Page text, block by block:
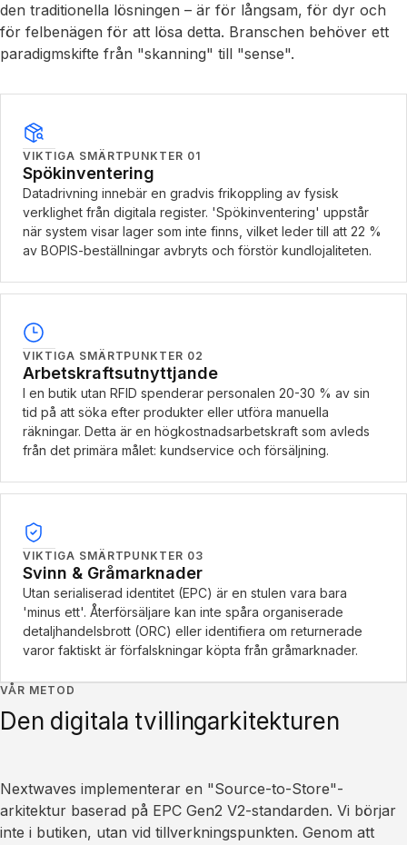
den traditionella lösningen – är för långsam, för dyr och
för felbenägen för att lösa detta. Branschen behöver ett
paradigmskifte från "skanning" till "sense".
VIKTIGA SMÄRTPUNKTER 01
Spökinventering
Datadrivning innebär en gradvis frikoppling av fysisk
verklighet från digitala register. 'Spökinventering' uppstår
när system visar lager som inte finns, vilket leder till att 22 %
av BOPIS-beställningar avbryts och förstör kundlojaliteten.
VIKTIGA SMÄRTPUNKTER 02
Arbetskraftsutnyttjande
I en butik utan RFID spenderar personalen 20-30 % av sin
tid på att söka efter produkter eller utföra manuella
räkningar. Detta är en högkostnadsarbetskraft som avleds
från det primära målet: kundservice och försäljning.
VIKTIGA SMÄRTPUNKTER 03
Svinn & Gråmarknader
Utan serialiserad identitet (EPC) är en stulen vara bara
'minus ett'. Återförsäljare kan inte spåra organiserade
detaljhandelsbrott (ORC) eller identifiera om returnerade
varor faktiskt är förfalskningar köpta från gråmarknader.
VÅR METOD
Den digitala tvillingarkitekturen
Nextwaves implementerar en "Source-to-Store"-
arkitektur baserad på EPC Gen2 V2-standarden. Vi börjar
inte i butiken, utan vid tillverkningspunkten. Genom att